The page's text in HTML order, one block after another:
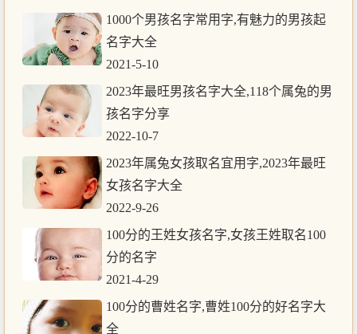
1000个男孩名字常用字,有魅力的男孩起
名字大全
2021-5-10
2023年最旺男孩名字大全,118个属兔的男
孩名字分享
2022-10-7
2023年属兔女孩取名宜用字,2023年最旺
女孩名字大全
2022-9-26
100分的王姓女孩名字,女孩王姓取名100
分的名字
2021-4-29
100分的曹姓名字,曹姓100分的好名字大
全